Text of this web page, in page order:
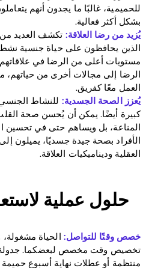
Blog
Download
للحميمية، غالبًا ما يجدون أنهم
بشكل أكثر فعالية.
يُزيد من رضا العلاقة: تكشف العديد من
الذين يحافظون على حياة جنسية
مستويات أعلى من الرضا في علاقاتهم.
الرضا إلى مجالات أخرى من حياتهم،
العمل معًا كفريق.
يُعزز الصحة الجسدية: للنشاط
كبيرة أيضًا. يمكن أن يُحسن صحة
المناعة، بل ويساهم حتى في تحسين
الأفراد بصحة جيدة جسديًا، يميلون
العقلية وديناميكيات العلاقة.
حلول عملية
خصص وقتًا للتواصل: الحياة
تخصيص وقت مخصص لبعضكما. جدولة
منتظمة أو عطلات نهاية أسبوع حميمة